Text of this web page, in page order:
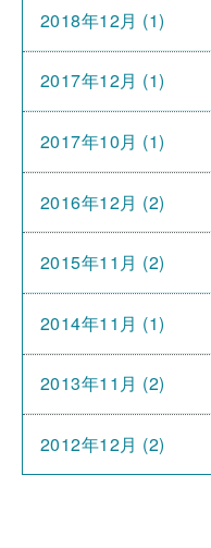
2018年12月 (1)
2017年12月 (1)
2017年10月 (1)
2016年12月 (2)
2015年11月 (2)
2014年11月 (1)
2013年11月 (2)
2012年12月 (2)